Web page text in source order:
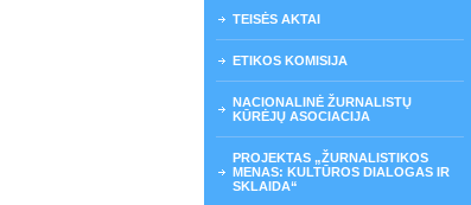
TEISĖS AKTAI
ETIKOS KOMISIJA
NACIONALINĖ ŽURNALISTŲ
KŪRĖJŲ ASOCIACIJA
PROJEKTAS „ŽURNALISTIKOS
MENAS: KULTŪROS DIALOGAS IR
SKLAIDA“